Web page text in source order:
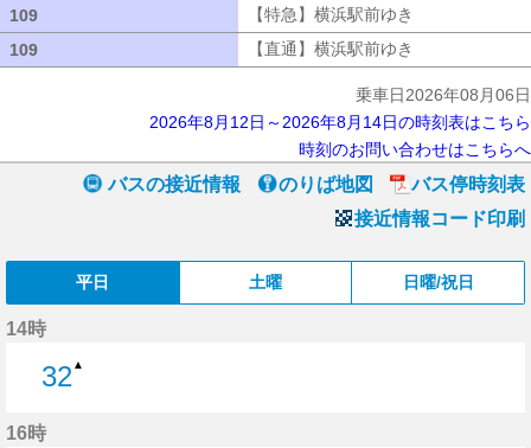
109
【特急】横浜駅前ゆき
109
【直通】横浜駅前ゆき
乗車日2026年08月06日
2026年8月12日～2026年8月14日の時刻表はこちら
時刻のお問い合わせはこちらへ
バスの接近情報 のりば地図
バス停時刻表
接近情報コード印刷
平日 土曜 日曜/祝日
14時
32▲
16時